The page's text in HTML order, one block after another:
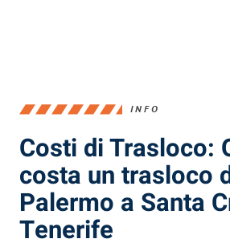
INFO
Costi di Trasloco:
costa un trasloco
Palermo a Santa
Tenerife